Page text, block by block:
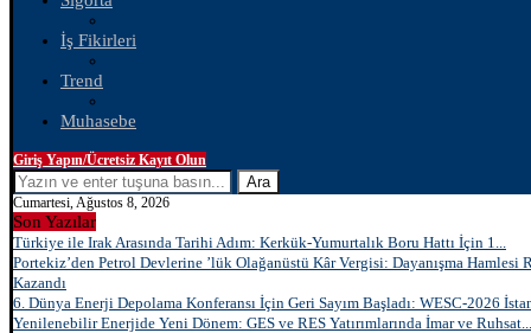
İş Fikirleri
Trend
Muhasebe
Giriş Yapın/Ücretsiz Kayıt Olun
Ara
Cumartesi, Ağustos 8, 2026
Son Yazılar
Türkiye ile Irak Arasında Tarihi Adım: Kerkük-Yumurtalık Boru Hattı İçin 1...
Portekiz’den Petrol Devlerine ’lük Olağanüstü Kâr Vergisi: Dayanışma Hamlesi
Kazandı
6. Dünya Enerji Depolama Konferansı İçin Geri Sayım Başladı: WESC-2026
Yenilenebilir Enerjide Yeni Dönem: GES ve RES Yatırımlarında İmar ve Ruhsat...